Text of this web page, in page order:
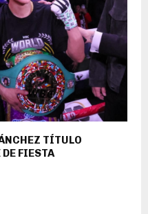
TÍTULO
FIESTA